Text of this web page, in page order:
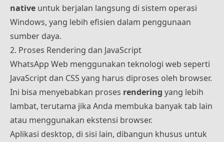
native untuk berjalan langsung di sistem operasi
Windows, yang lebih efisien dalam penggunaan
sumber daya.
2. Proses Rendering dan JavaScript
WhatsApp Web menggunakan teknologi web seperti
JavaScript dan CSS yang harus diproses oleh browser.
Ini bisa menyebabkan proses rendering yang lebih
lambat, terutama jika Anda membuka banyak tab lain
atau menggunakan ekstensi browser.
Aplikasi desktop, di sisi lain, dibangun khusus untuk